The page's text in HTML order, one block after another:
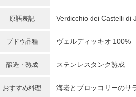
原語表記 Verdicchio dei Castelli di
ブドウ品種 ヴェルディッキオ 100%
醸造・熟成 ステンレスタンク熟成
おすすめ料理 海老とブロッコリーのサ